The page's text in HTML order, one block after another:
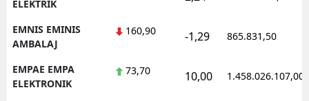
ELEKTRIK
EMNIS EMINIS
AMBALAJ
160,90 -1,29 865.831,50
EMPAE EMPA
ELEKTRONIK
73,70 10,00 1.458.026.107,00